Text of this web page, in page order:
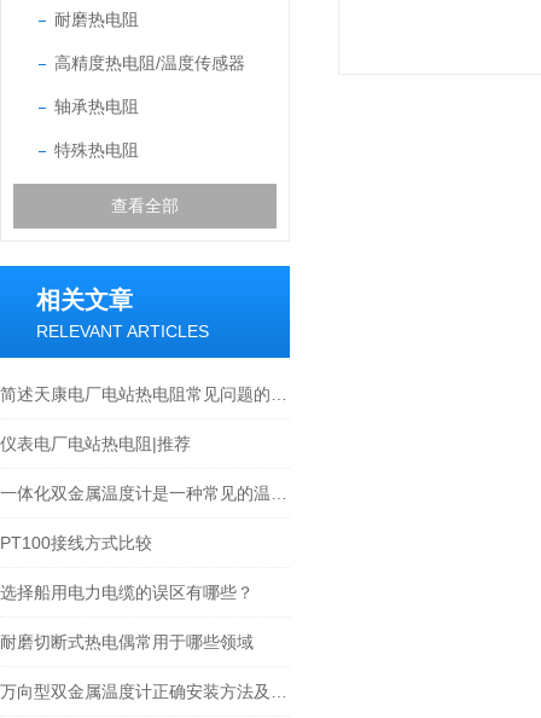
耐磨热电阻
高精度热电阻/温度传感器
轴承热电阻
特殊热电阻
查看全部
相关文章
RELEVANT ARTICLES
仪表电厂电站热电阻|推荐
PT100接线方式比较
选择船用电力电缆的误区有哪些？
耐磨切断式热电偶常用于哪些领域